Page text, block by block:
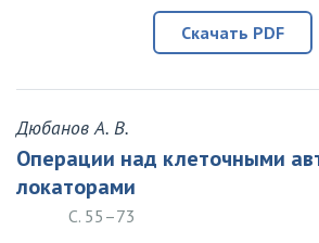
Скачать PDF
Дюбанов А. В.
Операции над клеточными
локаторами
С. 55–73